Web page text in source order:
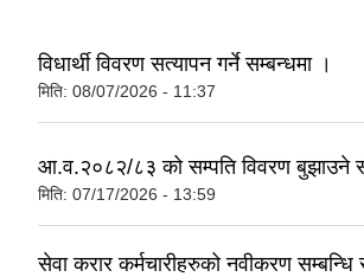
विधार्थी विवरण सत्यापन गर्ने सम्बन्धमा ।
मिति: 08/07/2026 - 11:37
आ.व.२०८२/८३ को सम्पति विवरण बुझाउने
मिति: 07/17/2026 - 13:59
सेवा करार कर्मचारीहरुको नवीकरण सम्बन्धि